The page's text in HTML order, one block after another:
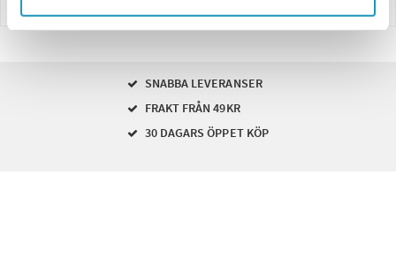
SNABBA LEVERANSER
FRAKT FRÅN 49KR
30 DAGARS ÖPPET KÖP